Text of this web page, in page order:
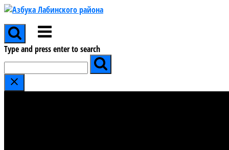
Skip
content
Menu
Type and press enter to search